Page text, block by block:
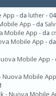
App - da luther-
App - da
Mobile App - da
Mobile App - da
Mobile App -
Nuova Mobile App